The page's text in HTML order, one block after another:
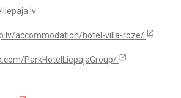
accommodation/hotel-villa-roze/ open_in_new
ParkHotelLiepajaGroup/ open_in_new